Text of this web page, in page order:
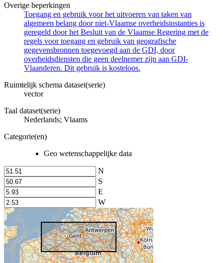
Overige beperkingen
Toegang en gebruik voor het uitvoeren van taken van
algemeen belang door niet-Vlaamse overheidsinstanties is
geregeld door het Besluit van de Vlaamse Regering met de
regels voor toegang en gebruik van geografische
gegevensbronnen toegevoegd aan de GDI, door
overheidsdiensten die geen deelnemer zijn aan GDI-
Vlaanderen. Dit gebruik is kosteloos.
Ruimtelijk schema dataset(serie)
vector
Taal dataset(serie)
Nederlands; Vlaams
Categorie(en)
Geo wetenschappelijke data
N
S
E
W